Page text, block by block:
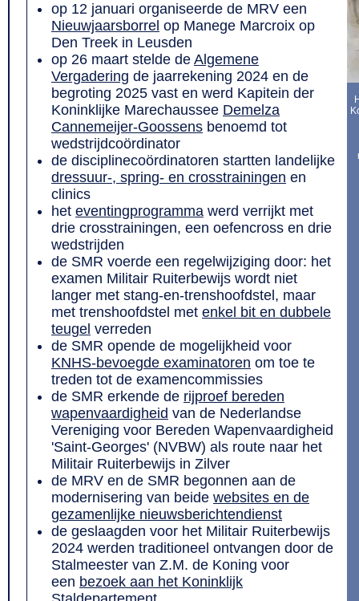
op 12 januari organiseerde de MRV een
Nieuwjaarsborrel op Manege Marcroix op
Den Treek in Leusden
op 26 maart stelde de Algemene
Vergadering de jaarrekening 2024 en de
begroting 2025 vast en werd Kapitein der
Koninklijke Marechaussee Demelza
Cannemeijer-Goossens benoemd tot
wedstrijdcoördinator
de disciplinecoördinatoren startten landelijke
dressuur-, spring- en crosstrainingen en
clinics
het eventingprogramma werd verrijkt met
drie crosstrainingen, een oefencross en drie
wedstrijden
de SMR voerde een regelwijziging door: het
examen Militair Ruiterbewijs wordt niet
langer met stang-en-trenshoofdstel, maar
met trenshoofdstel met enkel bit en dubbele
teugel verreden
de SMR opende de mogelijkheid voor
KNHS-bevoegde examinatoren om toe te
treden tot de examencommissies
de SMR erkende de rijproef bereden
wapenvaardigheid van de Nederlandse
Vereniging voor Bereden Wapenvaardigheid
'Saint-Georges' (NVBW) als route naar het
Militair Ruiterbewijs in Zilver
de MRV en de SMR begonnen aan de
modernisering van beide websites en de
gezamenlijke nieuwsberichtendienst
de geslaagden voor het Militair Ruiterbewijs
2024 werden traditioneel ontvangen door de
Stalmeester van Z.M. de Koning voor
een bezoek aan het Koninklijk